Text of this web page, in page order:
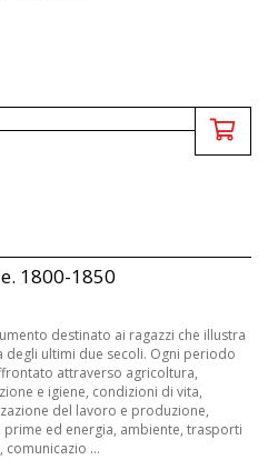
1800-1850
destinato ai ragazzi che illustra
degli ultimi due secoli. Ogni periodo
attraverso agricoltura,
e igiene, condizioni di vita,
del lavoro e produzione,
prime ed energia, ambiente, trasporti
comunicazio ...